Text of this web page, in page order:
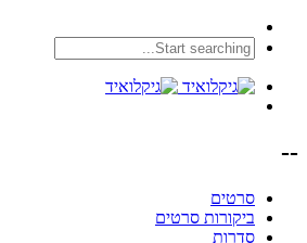
--
סרטים
ביקורות סרטים
סדרות